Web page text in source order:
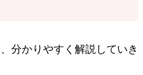
分かりやすく解説していき